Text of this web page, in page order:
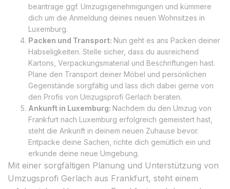
beantrage ggf. Umzugsgenehmigungen und kümmere
dich um die Anmeldung deines neuen Wohnsitzes in
Luxemburg.
Packen und Transport: Nun geht es ans Packen deiner
Habseligkeiten. Stelle sicher, dass du ausreichend
Kartons, Verpackungsmaterial und Beschriftungen hast.
Plane den Transport deiner Möbel und persönlichen
Gegenstände sorgfältig und lass dich dabei gerne von
den Profis von Umzugsprofi Gerlach beraten.
Ankunft in Luxemburg: Nachdem du den Umzug von
Frankfurt nach Luxemburg erfolgreich gemeistert hast,
steht die Ankunft in deinem neuen Zuhause bevor.
Entpacke deine Sachen, richte dich gemütlich ein und
erkunde deine neue Umgebung.
Mit einer sorgfältigen Planung und Unterstützung von
Umzugsprofi Gerlach aus Frankfurt, steht einem